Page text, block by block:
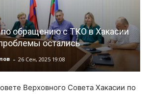
по обращению с ТКО в Хакасии
остались
- 26 Сен, 2025 19:08
Верховного Совета Хакасии по